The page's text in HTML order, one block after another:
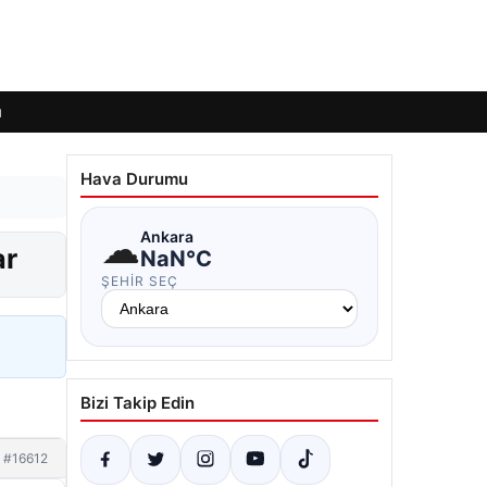
#16612
Hava Durumu
☁Ankara
NaN°C
ŞEHIR SEÇ
Bizi Takip Edin